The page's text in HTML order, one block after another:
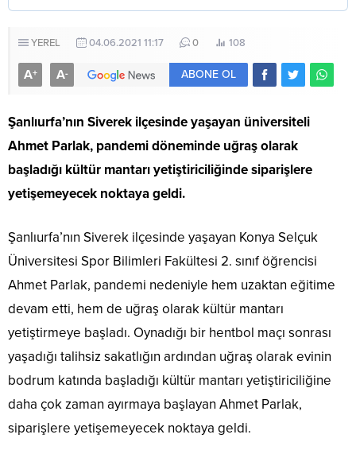
YEREL 04.06.2021 11:17 0 108
A+ A- ABONE OL
Şanlıurfa’nın Siverek ilçesinde yaşayan üniversiteli
Ahmet Parlak, pandemi döneminde uğraş olarak
başladığı kültür mantarı yetiştiriciliğinde siparişlere
yetişemeyecek noktaya geldi.
Şanlıurfa’nın Siverek ilçesinde yaşayan Konya Selçuk
Üniversitesi Spor Bilimleri Fakültesi 2. sınıf öğrencisi
Ahmet Parlak, pandemi nedeniyle hem uzaktan eğitime
devam etti, hem de uğraş olarak kültür mantarı
yetiştirmeye başladı. Oynadığı bir hentbol maçı sonrası
yaşadığı talihsiz sakatlığın ardından uğraş olarak evinin
bodrum katında başladığı kültür mantarı yetiştiriciliğine
daha çok zaman ayırmaya başlayan Ahmet Parlak,
siparişlere yetişemeyecek noktaya geldi.